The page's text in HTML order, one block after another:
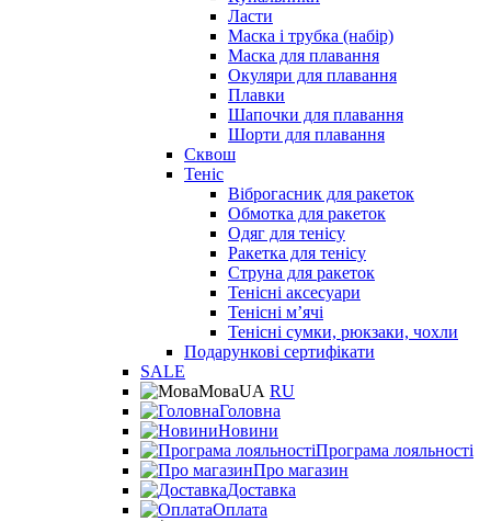
Ласти
Маска і трубка (набір)
Маска для плавання
Окуляри для плавання
Плавки
Шапочки для плавання
Шорти для плавання
Сквош
Теніс
Віброгасник для ракеток
Обмотка для ракеток
Одяг для тенісу
Ракетка для тенісу
Струна для ракеток
Тенісні аксесуари
Тенісні мʼячі
Тенісні сумки, рюкзаки, чохли
Подарункові сертифікати
SALE
МоваUA RU
Головна
Новини
Програма лояльності
Про магазин
Доставка
Оплата